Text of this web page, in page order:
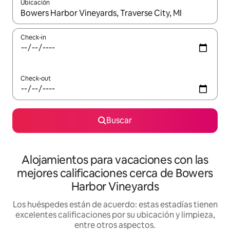
Ubicación
Cuando los resultados estén disponibles, navegá con las
Check-in
Check-out
Buscar
Alojamientos para vacaciones con las
mejores calificaciones cerca de Bowers
Harbor Vineyards
Los huéspedes están de acuerdo: estas estadías tienen
excelentes calificaciones por su ubicación y limpieza,
entre otros aspectos.